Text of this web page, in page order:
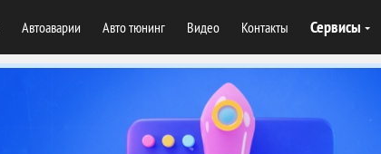
Автоаварии Авто тюнинг Видео Контакты Сервисы